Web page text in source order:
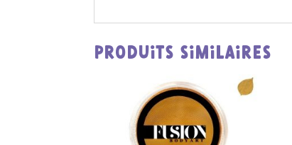
Produits similaires